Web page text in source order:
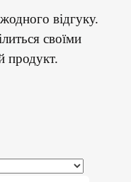
відгуку.
своїми
продукт.